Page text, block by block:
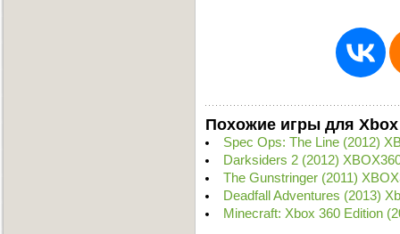
Похожие игры для Xbox
Spec Ops: The Line (2012)
Darksiders 2 (2012)
The Gunstringer (2011)
Deadfall Adventures (2013)
Minecraft: Xbox 360 Edition